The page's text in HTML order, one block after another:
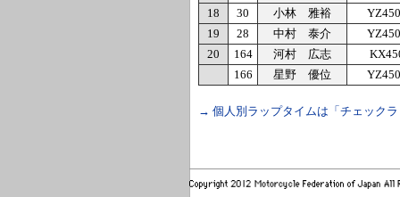
18
30 小林 雅裕
19
28 中村 泰介
20
164 河村 広志
166
星野 優位
→ 個人別ラップタイムは「チェック